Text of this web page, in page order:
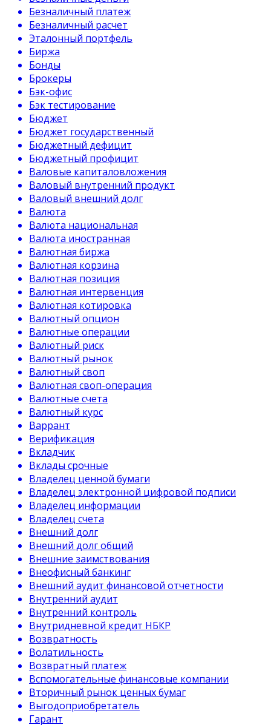
Безналичный платеж
Безналичный расчет
Эталонный портфель
Биржа
Бонды
Брокеры
Бэк-офис
Бэк тестирование
Бюджет
Бюджет государственный
Бюджетный дефицит
Бюджетный профицит
Валовые капиталовложения
Валовый внутренний продукт
Валовый внешний долг
Валюта
Валюта национальная
Валюта иностранная
Валютная биржа
Валютная корзина
Валютная позиция
Валютная интервенция
Валютная котировка
Валютный опцион
Валютные операции
Валютный риск
Валютный рынок
Валютный своп
Валютная своп-операция
Валютные счета
Валютный курс
Варрант
Верификация
Вкладчик
Вклады срочные
Владелец ценной бумаги
Владелец электронной цифровой подписи
Владелец информации
Владелец счета
Внешний долг
Внешний долг общий
Внешние заимствования
Внеофисный банкинг
Внешний аудит финансовой отчетности
Внутренний аудит
Внутренний контроль
Внутридневной кредит НБКР
Возвратность
Волатильность
Возвратный платеж
Вспомогательные финансовые компании
Вторичный рынок ценных бумаг
Выгодоприобретатель
Гарант